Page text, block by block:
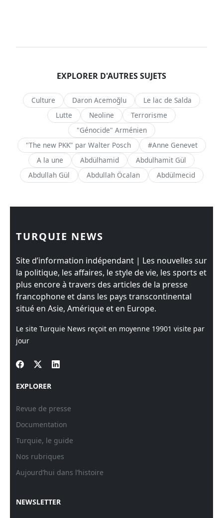
EXPLORER D'AUTRES SUJETS
Culture Daron Acemoğlu
Le lac de Salda
Lutte
Neoline
Terrorisme
"Génocide" Arménien
"The new PKK" par Walter Posch
#Anne Genevet
A la une
Abdülhamid
Abdulhamit Gül
Abdullah Gül
Abdullah Öcalan Abdülmecid
TURQUIE NEWS
Site d’information indépendant | Les nouvelles sur
la politique, les affaires, le style de vie, les sports et
plus encore à travers des articles de la presse
francophone et dans les pays transcontinental
situé en Asie, Amérique et en Europe.
Le site Turquie News reçoit en moyenne 19901 visite par
jour
EXPLORER
Revue de presse
Documentation
Turquie, le guide
Nos rubriques
Aujourd’hui dans l’histoire
NEWSLETTER